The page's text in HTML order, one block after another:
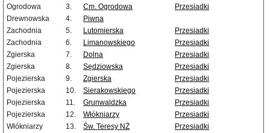
Ogrodowa
3. Cm. Ogrodowa
Przesiadki
Drewnowska
4.
Piwna
Zachodnia
5. Lutomierska
Przesiadki
Zachodnia
6. Limanowskiego
Przesiadki
Zgierska
7. Dolna
Przesiadki
Zgierska
8. Sędziowska
Przesiadki
Pojezierska
9. Zgierska
Przesiadki
Pojezierska
10. Sierakowskiego
Przesiadki
Pojezierska
11. Grunwaldzka
Przesiadki
Pojezierska
12. Włókniarzy
Przesiadki
Włókniarzy
13. Św. Teresy NŻ
Przesiadki